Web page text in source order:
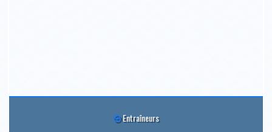
Entraîneurs